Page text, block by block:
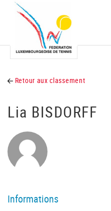
Retour aux classement
Lia BISDORFF
Informations